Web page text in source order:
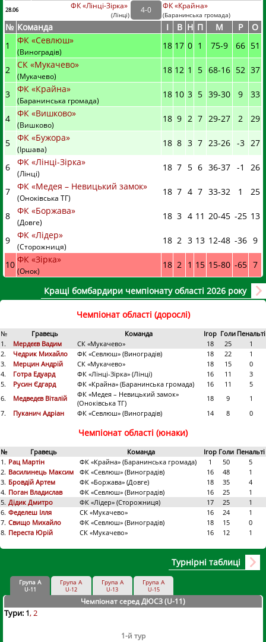
28.06
ФК «Лінці-Зірка»
(Лінці)
4-0 ФК «Крайна»
(Баранинська громада)
№ Команда I В Н П М Р
О
1
ФК «Севлюш»
(Виноградів)
18 17 0 1 75-9 66 51
2 СК «Мукачево»
(Мукачево)
18 12 1 5 68-16 52 37
3 ФК «Крайна»
(Баранинська громада)
18 10 3 5 39-30 9 33
4 ФК «Вишково»
(Вишково)
18 9 2 7 29-27 2 29
5 ФК «Бужора»
(Іршава)
18 8 3 7 23-26 -3 27
6 ФК «Лінці-Зірка»
(Лінці)
18 7 5 6 36-37 -1 26
7 ФК «Медея – Невицький замок»
(Оноківська ТГ)
18 7 4 7 33-32 1 25
8 ФК «Боржава»
(Довге)
18 3 4 11 20-45 -25 13
9 ФК «Лідер»
(Сторожниця)
18 2 3 13 12-48 -36 9
10 ФК «Зірка»
(Онок)
18 2 1 15 15-80 -65 7
Кращі бомбардири чемпіонату області 2026 року
Чемпіонат області (дорослі)
№ Гравець Команда Ігор Голи Пенальті
1.
Мердєєв Вадим СК «Мукачево» 18 25
1
2.
Чедрик Михайло ФК «Севлюш» (Виноградів) 18 22
1
3.
Мерцин Андрій СК «Мукачево» 18 15
0
4.
Готра Едуард ФК «Лінці-Зірка» (Лінці) 16 11
3
5.
Русин Єдгард ФК «Крайна» (Баранинська громада) 16 11
5
6.
Медведєв Віталій
ФК «Медея – Невицький замок»
(Оноківська ТГ)
18 9
1
7.
Пуканич Адріан ФК «Севлюш» (Виноградів) 14 8 0
Чемпіонат області (юнаки)
№ Гравець Команда Ігор Голи Пенальті
1. Рац Мартін ФК «Крайна» (Баранинська громада) 1 50
5
2. Василинець Максим ФК «Севлюш» (Виноградів) 16 48
1
3. Бровдій Артем ФК «Боржава» (Довге) 18 35
4
4. Поган Владислав ФК «Севлюш» (Виноградів) 16 25
1
5. Дідик Дмитро ФК «Лідер» (Сторожниця) 17 25
1
6. Феделеш Ілля СК «Мукачево» 16 24
1
7. Свищо Михайло ФК «Севлюш» (Виноградів) 18 15
0
8. Переста Юрій СК «Мукачево» 16 12 1
Турнірні таблиці
Група А
U-11
Група А
U-12
Група А
U-13
Група А
U-15
Чемпіонат серед ДЮСЗ (U-11)
Тури: 1 2
1-й тур